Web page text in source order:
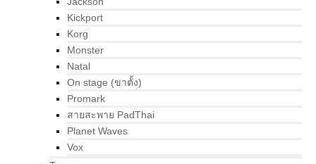
Kickport
Korg
Monster
Natal
On stage (ขาตั้ง)
Promark
สายสะพาย PadThai
Planet Waves
Vox